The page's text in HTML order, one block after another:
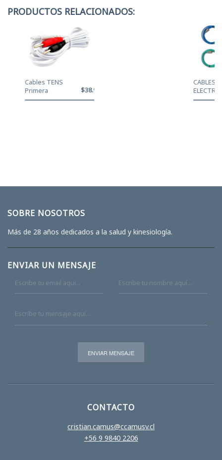
PRODUCTOS RELACIONADOS:
Cables TENS
Primera
$38.950
CABLES DE
INTELECT
SOBRE NOSOTROS
Más de 28 años dedicados a la salud y kinesiología.
ENVIAR UN MENSAJE
CONTACTO
cristian.camus@ccamusv.cl
+56 9 9840 2206